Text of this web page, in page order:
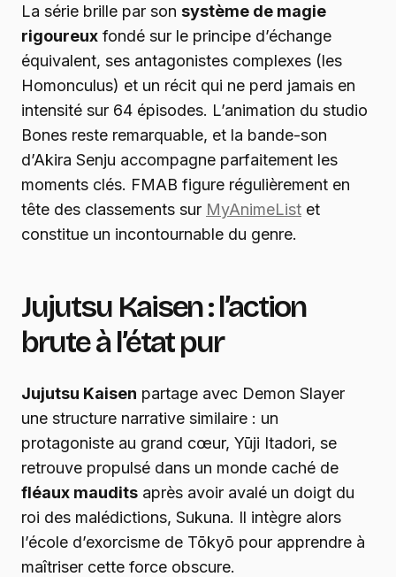
La série brille par son système de magie
rigoureux fondé sur le principe d’échange
équivalent, ses antagonistes complexes (les
Homonculus) et un récit qui ne perd jamais en
intensité sur 64 épisodes. L’animation du studio
Bones reste remarquable, et la bande-son
d’Akira Senju accompagne parfaitement les
moments clés. FMAB figure régulièrement en
tête des classements sur MyAnimeList et
constitue un incontournable du genre.
Jujutsu Kaisen : l’action
brute à l’état pur
Jujutsu Kaisen partage avec Demon Slayer
une structure narrative similaire : un
protagoniste au grand cœur, Yūji Itadori, se
retrouve propulsé dans un monde caché de
fléaux maudits après avoir avalé un doigt du
roi des malédictions, Sukuna. Il intègre alors
l’école d’exorcisme de Tōkyō pour apprendre à
maîtriser cette force obscure.